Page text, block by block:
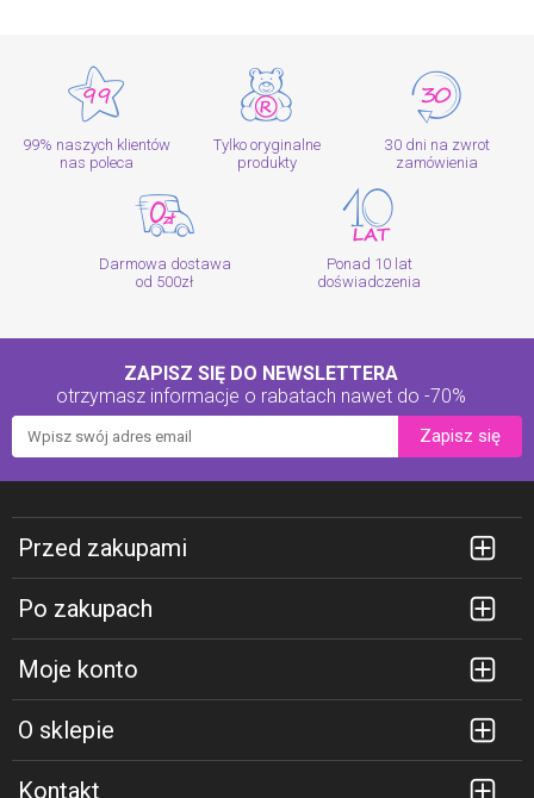
99% naszych klientów
nas poleca
Tylko oryginalne
produkty
30 dni na zwrot
zamówienia
Darmowa dostawa
od 500zł
Ponad 10 lat
doświadczenia
ZAPISZ SIĘ DO NEWSLETTERA
otrzymasz informacje o rabatach nawet do -70%
Zapisz się
Przed zakupami
Po zakupach
Moje konto
O sklepie
Kontakt